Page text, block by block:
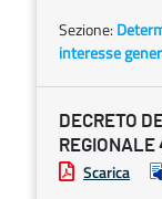
Sezione:
interesse
DECRETO
Scarica